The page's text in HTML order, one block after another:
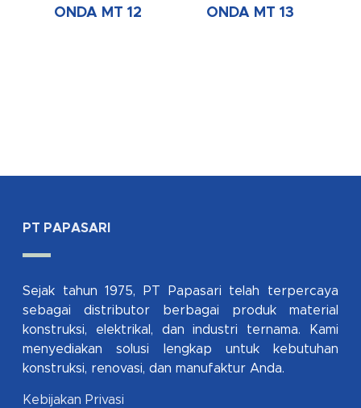
ONDA MT 12 ONDA MT 13
PT PAPASARI
Sejak tahun 1975, PT Papasari telah terpercaya
sebagai distributor berbagai produk material
konstruksi, elektrikal, dan industri ternama. Kami
menyediakan solusi lengkap untuk kebutuhan
konstruksi, renovasi, dan manufaktur Anda.
Kebijakan Privasi